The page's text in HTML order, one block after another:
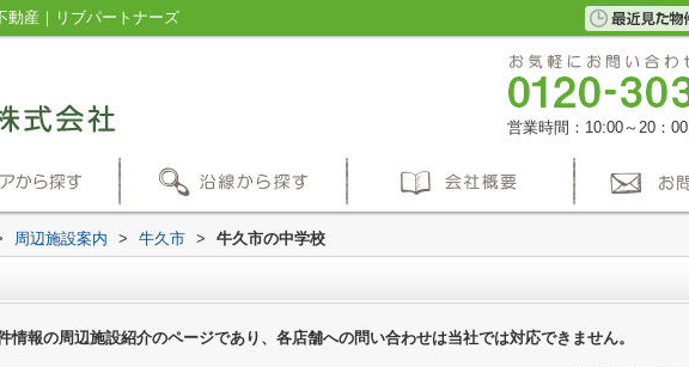
動産｜リブパートナーズ
営業時間：10:00～20：00
周辺施設案内 > 牛久市 > 牛久市の中学校
情報の周辺施設紹介のページであり、各店舗への問い合わせは当社では対応できません。